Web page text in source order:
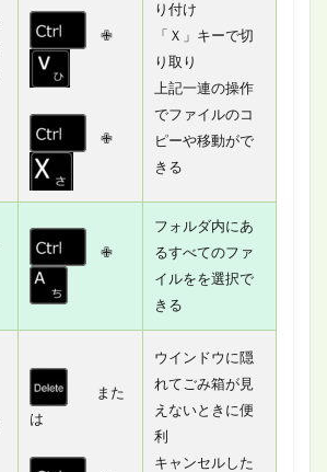
✙
✙
り付け
「Ｘ」キーで切
り取り
上記一連の操作
でファイルのコ
ピーや移動がで
きる
✙
フォルダ内にあ
るすべてのファ
イルをを選択で
きる
また
は
ウインドウに隠
れてごみ箱が見
えないときに便
利
キャンセルした